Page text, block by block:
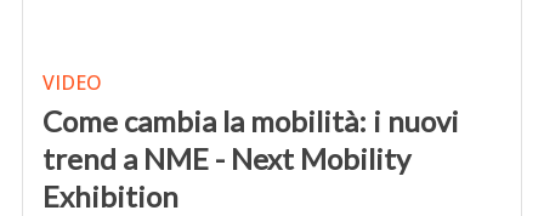
VIDEO
Come cambia la mobilità: i nuovi
trend a NME - Next Mobility
Exhibition